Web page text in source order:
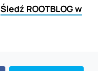
Śledź ROOTBLOG w